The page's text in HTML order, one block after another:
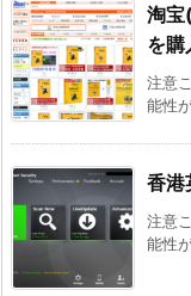
淘宝
を購
注意
能性
香港
注意
能性